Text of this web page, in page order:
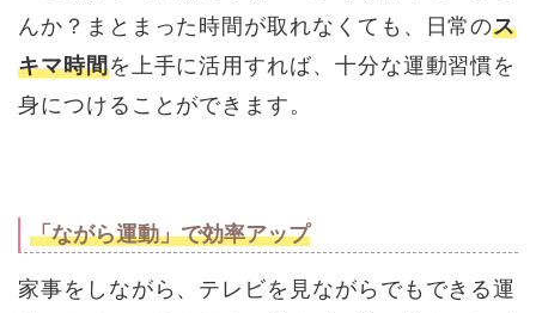
んか？まとまった時間が取れなくても、日常のス
キマ時間を上手に活用すれば、十分な運動習慣を
身につけることができます。
「ながら運動」で効率アップ
家事をしながら、テレビを見ながらでもできる運